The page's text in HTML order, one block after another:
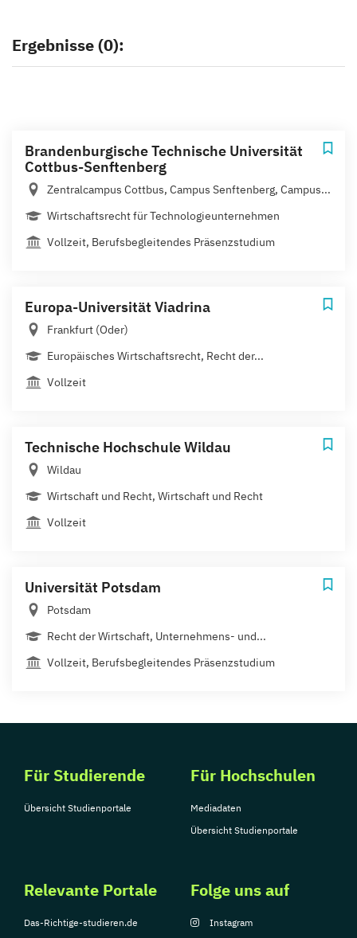
Ergebnisse (0):
Brandenburgische Technische Universität
Cottbus-Senftenberg
Zentralcampus Cottbus, Campus Senftenberg, Campus...
Wirtschaftsrecht für Technologieunternehmen
Vollzeit, Berufsbegleitendes Präsenzstudium
Europa-Universität Viadrina
Frankfurt (Oder)
Europäisches Wirtschaftsrecht, Recht der...
Vollzeit
Technische Hochschule Wildau
Wildau
Wirtschaft und Recht, Wirtschaft und Recht
Vollzeit
Universität Potsdam
Potsdam
Recht der Wirtschaft, Unternehmens- und...
Vollzeit, Berufsbegleitendes Präsenzstudium
Für Studierende
Übersicht Studienportale
Für Hochschulen
Mediadaten
Übersicht Studienportale
Relevante Portale
Das-Richtige-studieren.de
Folge uns auf
Instagram